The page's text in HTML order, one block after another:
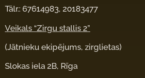
Tālr.: 67614983, 20183477
Veikals “Zirgu stallis 2”
(Jātnieku ekipējums, zirglietas)
Slokas iela 2B, Rīga